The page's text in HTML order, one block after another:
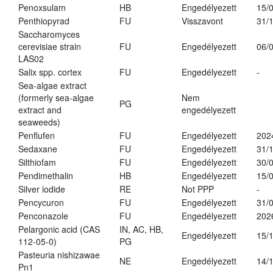
Penoxsulam
HB Engedélyezett
15/
Penthiopyrad
FU Visszavont
31/
Saccharomyces
cerevisiae strain
LAS02
FU Engedélyezett 06/
Salix spp. cortex FU Engedélyezett
-
Sea-algae extract
(formerly sea-algae
extract and
seaweeds)
PG
Nem
engedélyezett
Penflufen FU Engedélyezett
Sedaxane
FU Engedélyezett
31/
Silthiofam
FU Engedélyezett
30/
Pendimethalin
HB Engedélyezett
15/
Silver iodide
RE Not PPP
-
Pencycuron
FU Engedélyezett
31/
Penconazole
FU Engedélyezett
Pelargonic acid (CAS
112-05-0)
IN, AC, HB,
PG
Engedélyezett
15/
Pasteuria nishizawae
Pn1
NE Engedélyezett 14/